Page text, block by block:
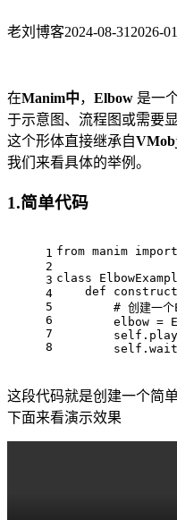
老刘博客2024-08-31 2026-
在Manim中， Elbow 是一
于示意图、流程图或需要
这个形体直接继承自
我们来看具体的举例。
1.简单代码
1
2
3
4
5
6
7
8
from manim
class
def
# 创建一个
elbow =
这段代码就是创建一个简
下面来看演示效果